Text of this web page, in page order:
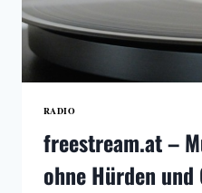
RADIO
freestream.at –
ohne Hürden und